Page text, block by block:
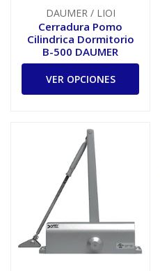
DAUMER / LIOI
Cerradura Pomo
Cilindrica Dormitorio
B-500 DAUMER
VER OPCIONES